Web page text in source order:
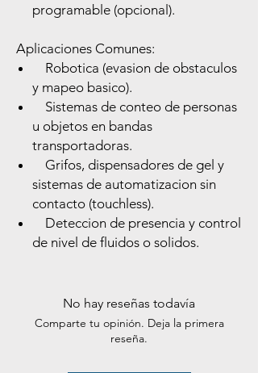
programable (opcional).
Aplicaciones Comunes:
Robotica (evasion de obstaculos
y mapeo basico).
Sistemas de conteo de personas
u objetos en bandas
transportadoras.
Grifos, dispensadores de gel y
sistemas de automatizacion sin
contacto (touchless).
Deteccion de presencia y control
de nivel de fluidos o solidos.
No hay reseñas todavía
Comparte tu opinión. Deja la primera
reseña.